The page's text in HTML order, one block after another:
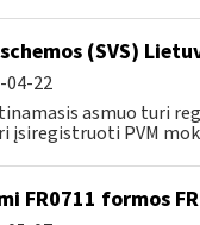
(SVS)
04-22
asmuo turi
įsiregistruoti PVM
formos